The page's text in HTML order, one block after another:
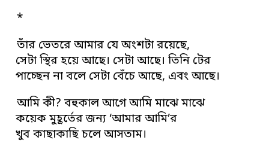
*
তাঁর ভেতরে আমার যে অংশটা রয়েছে,
সেটা স্থির হয়ে আছে। সেটা আছে। তিনি টের
পাচ্ছেন না বলে সেটা বেঁচে আছে, এবং আছে।
আমি কী? বহুকাল আগে আমি মাঝে মাঝে
কয়েক মুহূর্তের জন্য ‘আমার আমি’র
খুব কাছাকাছি চলে আসতাম।